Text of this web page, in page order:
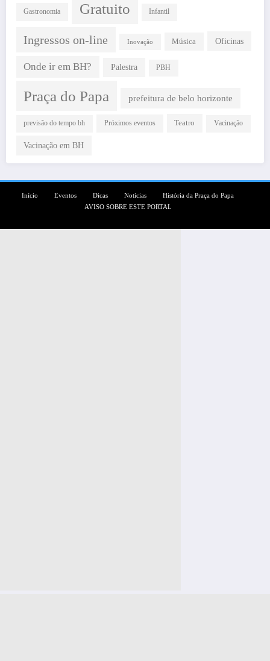
Gastronomia Gratuito Infantil
Ingressos on-line Inovação Música Oficinas
Onde ir em BH? Palestra PBH
Praça do Papa prefeitura de belo horizonte
previsão do tempo bh Próximos eventos Teatro Vacinação
Vacinação em BH
Início Eventos Dicas Notícias
História da Praça do Papa
AVISO SOBRE ESTE PORTAL